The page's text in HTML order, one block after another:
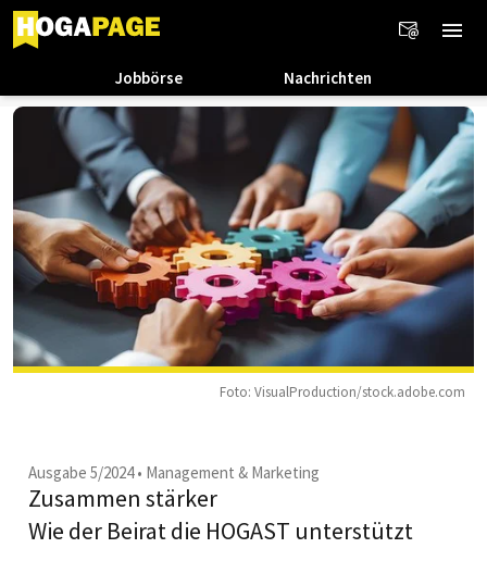
Jobbörse Nachrichten
Foto: VisualProduction/stock.adobe.com
Ausgabe 5/2024• Management & Marketing
Zusammen stärker
Wie der Beirat die HOGAST unterstützt